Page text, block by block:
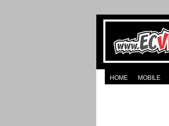
HOME MOBILE